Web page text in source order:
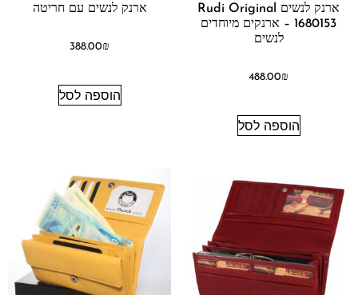
ארנק לנשים Rudi Original
1680153 – ארנקים מיוחדים
לנשים
488.00₪
הוספה לסל
ארנק לנשים עם חריטה
388.00₪
הוספה לסל